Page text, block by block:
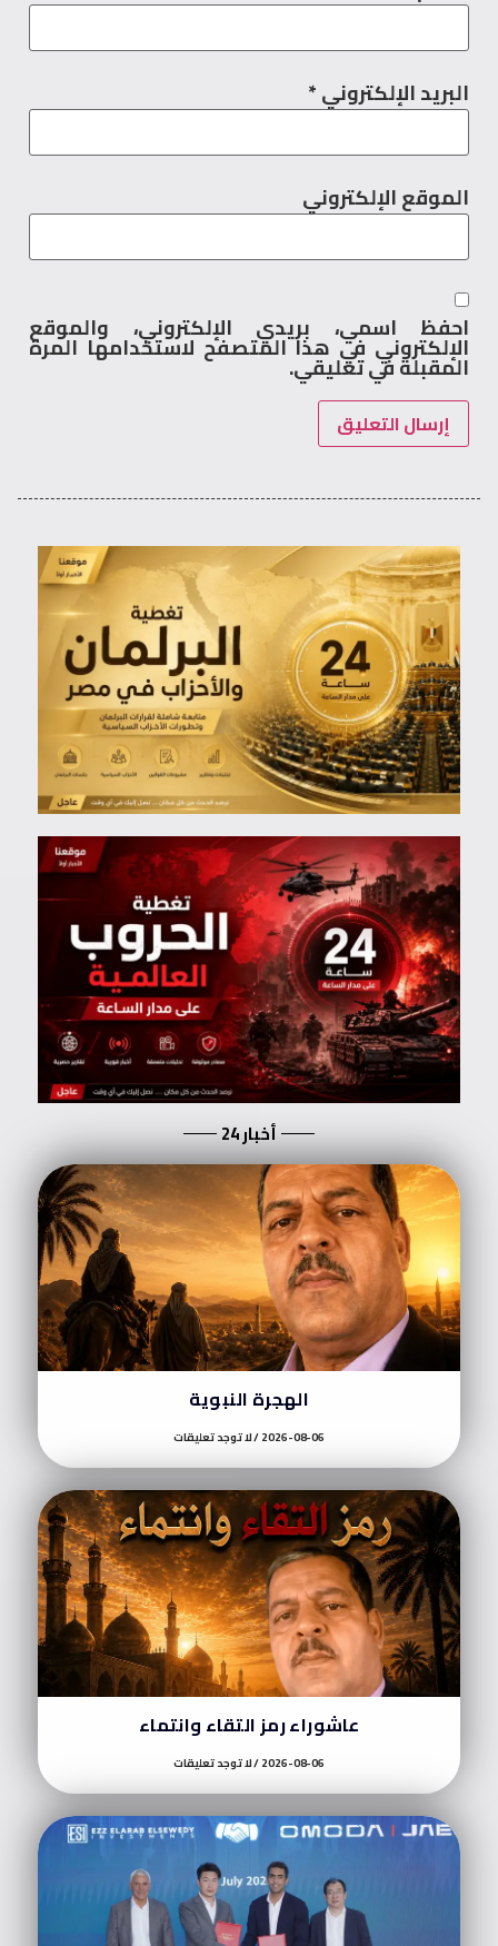
البريد الإلكتروني*
الموقع الإلكتروني
احفظ اسمي، بريدي الإلكتروني، والموقع
الإلكتروني في هذا المتصفح لاستخدامها المرة
المقبلة في تعليقي.
أخبار 24
الهجرة النبوية
2026-08-06 لا توجد تعليقات
عاشوراء رمز التقاء وانتماء
2026-08-06 لا توجد تعليقات